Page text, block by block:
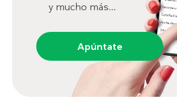
y mucho más...
Apúntate